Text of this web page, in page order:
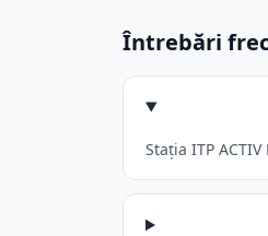
Întrebări
Stația ITP